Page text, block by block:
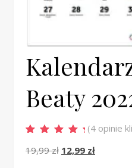
Beaty
na 5 na
(4 opinie
19,99zł Pierwotna cena
12,99 złAktualna